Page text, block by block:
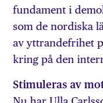
fundament i
som de nordiska
av yttrandefrihet
kring på den
Stimuleras av